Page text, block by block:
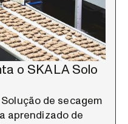
o SKALA Solo
de secagem
aprendizado de